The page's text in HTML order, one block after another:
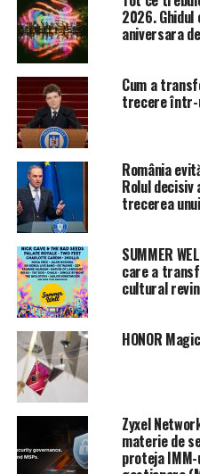
impus-o furnizorilor pentru
careCapital a scris în
Autorităţile au vrut să se
întâmpina problemele din
frig s-a abătut asupra
până la jumătatea lui
depozite să fie mult
neobişnuit pentru România.
ANRE a crescut nivelul
milioane de metri cubi, de
cubi, fapt care, luând în
milioane de metri cubi
ani, din depozite, a creat o
de 450 de milioane de metri
ARTICOLE PE ACEIASI TEMA:
Una dintre cele mai
este scoasă la vânzare
2026.
aniversara
Cum a
trecere într-
România
Rolul decisiv
trecerea
SUMMER
care a
cultural
HONOR
Zyxel
materie de
proteja